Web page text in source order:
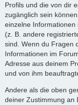
Profils und die von dir
zugänglich sein
einzelne
(z. B. andere
sind. Wenn du Fragen
Informationen im
Adresse aus deinem
und von ihm
Andere als die oben
deiner Zustimmung an